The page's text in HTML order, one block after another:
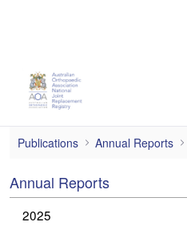
2009
Publications Annual Reports
Annual Reports
2025